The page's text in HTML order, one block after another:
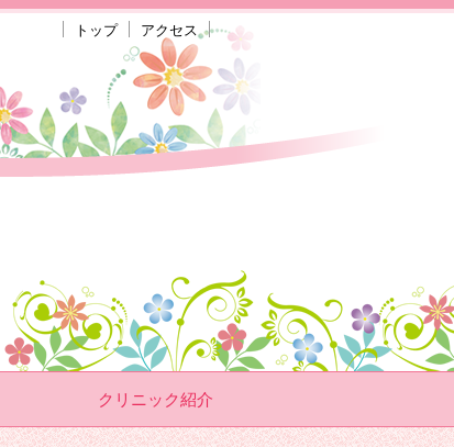
トップ アクセス
クリニック紹介